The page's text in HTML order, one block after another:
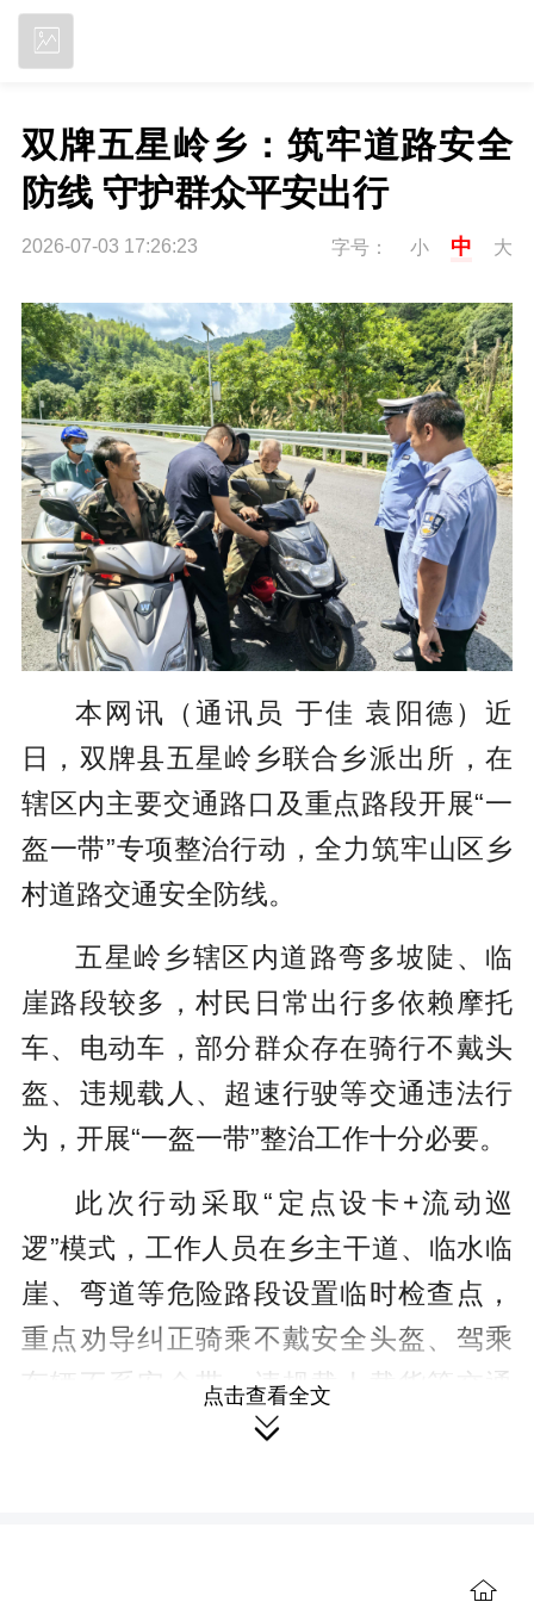
双牌五星岭乡：筑牢道路安全
防线 守护群众平安出行
2026-07-03 17:26:23 字号： 小 中 大
本网讯（通讯员 于佳 袁阳德）近
日，双牌县五星岭乡联合乡派出所，在
辖区内主要交通路口及重点路段开展“一
盔一带”专项整治行动，全力筑牢山区乡
村道路交通安全防线。
五星岭乡辖区内道路弯多坡陡、临
崖路段较多，村民日常出行多依赖摩托
车、电动车，部分群众存在骑行不戴头
盔、违规载人、超速行驶等交通违法行
为，开展“一盔一带”整治工作十分必要。
此次行动采取“定点设卡+流动巡
逻”模式，工作人员在乡主干道、临水临
崖、弯道等危险路段设置临时检查点，
重点劝导纠正骑乘不戴安全头盔、驾乘
车辆不系安全带、违规载人载货等交通
陋习。现场推行“现场纠正+普法教育”方
点击查看全文
